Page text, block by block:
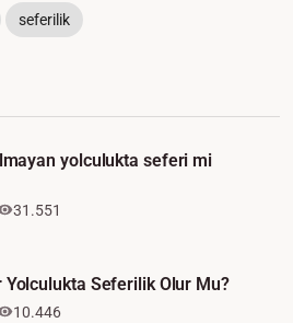
seferilik
yolculukta seferi mi
31.551
Yolculukta Seferilik Olur Mu?
10.446